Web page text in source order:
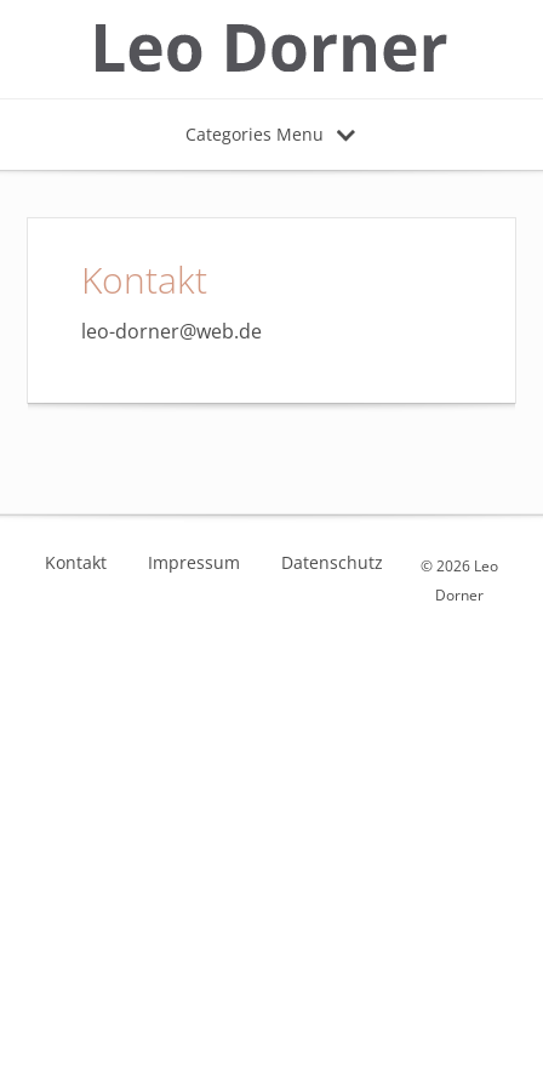
Categories Menu
Kontakt
leo-dorner@web.de
Kontakt Impressum Datenschutz
© 2026 Leo
Dorner